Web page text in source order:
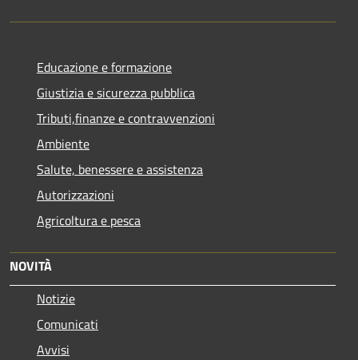
Educazione e formazione
Giustizia e sicurezza pubblica
Tributi,finanze e contravvenzioni
Ambiente
Salute, benessere e assistenza
Autorizzazioni
Agricoltura e pesca
NOVITÀ
Notizie
Comunicati
Avvisi